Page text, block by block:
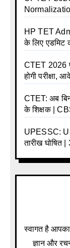
HP TET
के लिए एडमिट
CTET 2026
होगी परीक्षा,
CTET: अब
के शिक्षक |
UPESSC:
तारीख घोषित
स्वागत है आपका
ज्ञान और